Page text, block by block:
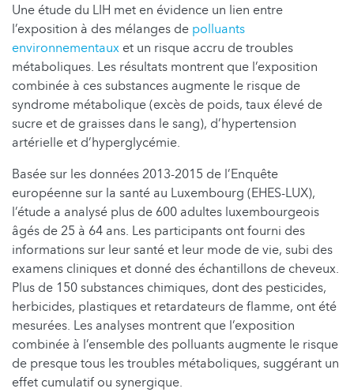
Une étude du LIH met en évidence un lien entre
l’exposition à des mélanges de polluants
environnementaux et un risque accru de troubles
métaboliques. Les résultats montrent que l’exposition
combinée à ces substances augmente le risque de
syndrome métabolique (excès de poids, taux élevé de
sucre et de graisses dans le sang), d’hypertension
artérielle et d’hyperglycémie.
Basée sur les données 2013-2015 de l’Enquête
européenne sur la santé au Luxembourg (EHES-LUX),
l’étude a analysé plus de 600 adultes luxembourgeois
âgés de 25 à 64 ans. Les participants ont fourni des
informations sur leur santé et leur mode de vie, subi des
examens cliniques et donné des échantillons de cheveux.
Plus de 150 substances chimiques, dont des pesticides,
herbicides, plastiques et retardateurs de flamme, ont été
mesurées. Les analyses montrent que l’exposition
combinée à l’ensemble des polluants augmente le risque
de presque tous les troubles métaboliques, suggérant un
effet cumulatif ou synergique.